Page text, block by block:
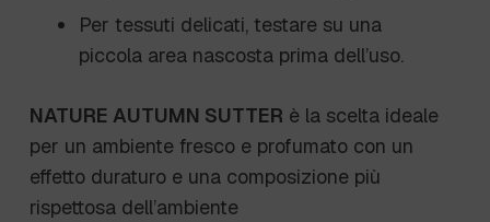
Per tessuti delicati, testare su una
piccola area nascosta prima dell’uso.
NATURE AUTUMN SUTTER è la scelta ideale
per un ambiente fresco e profumato con un
effetto duraturo e una composizione più
rispettosa dell’ambiente